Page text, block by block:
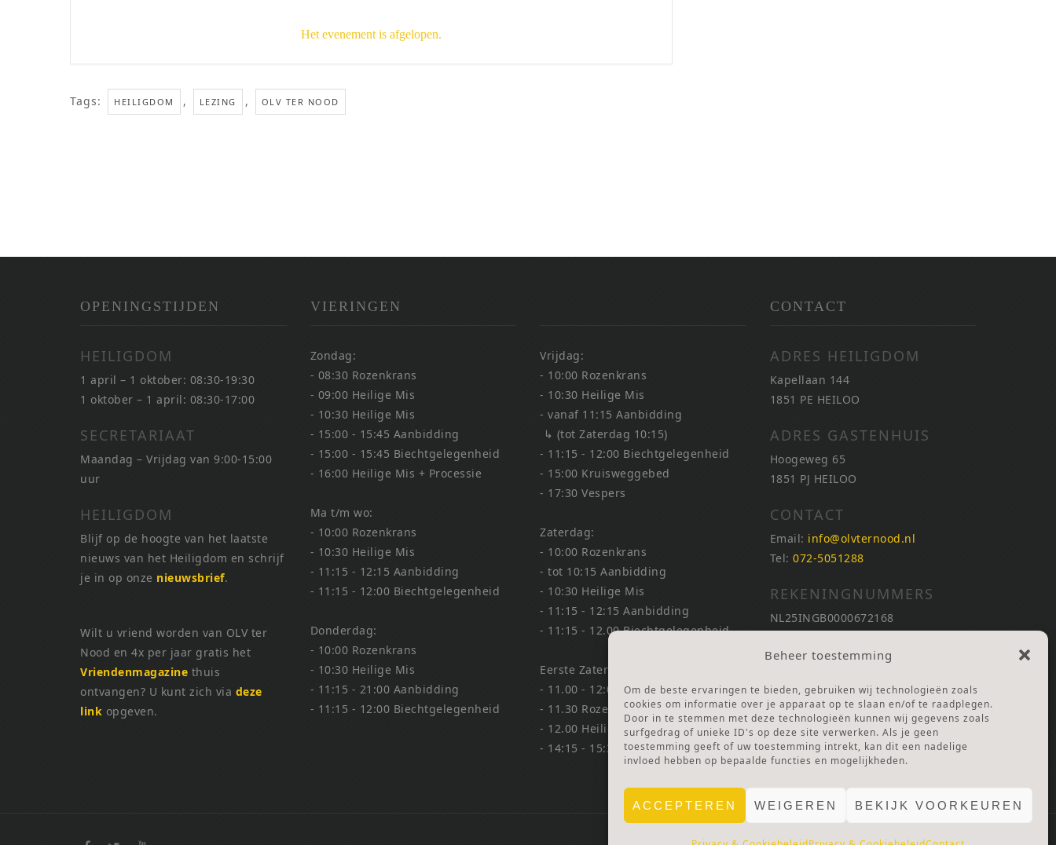
Beheer toestemming
Om de beste ervaringen te bieden, gebruiken wij technologieën zoals
cookies om informatie over je apparaat op te slaan en/of te raadplegen.
Door in te stemmen met deze technologieën kunnen wij gegevens zoals
surfgedrag of unieke ID's op deze site verwerken. Als je geen
toestemming geeft of uw toestemming intrekt, kan dit een nadelige
invloed hebben op bepaalde functies en mogelijkheden.
ACCEPTEREN WEIGEREN BEKIJK VOORKEUREN
Het evenement is afgelopen.
Tags: HEILIGDOM , LEZING , OLV TER NOOD
OPENINGSTIJDEN
HEILIGDOM
1 april – 1 oktober: 08:30-19:30
1 oktober – 1 april: 08:30-17:00
SECRETARIAAT
Maandag – Vrijdag van 9:00-15:00
uur
HEILIGDOM
Blijf op de hoogte van het laatste
nieuws van het Heiligdom en schrijf
je in op onze nieuwsbrief.
Wilt u vriend worden van OLV ter
Nood en 4x per jaar gratis het
Vriendenmagazine thuis
ontvangen? U kunt zich via deze
link opgeven.
VIERINGEN
Zondag:
- 08:30 Rozenkrans
- 09:00 Heilige Mis
- 10:30 Heilige Mis
- 15:00 - 15:45 Aanbidding
- 15:00 - 15:45 Biechtgelegenheid
- 16:00 Heilige Mis + Processie
Ma t/m wo:
- 10:00 Rozenkrans
- 10:30 Heilige Mis
- 11:15 - 12:15 Aanbidding
- 11:15 - 12:00 Biechtgelegenheid
Donderdag:
- 10:00 Rozenkrans
- 10:30 Heilige Mis
- 11:15 - 21:00 Aanbidding
- 11:15 - 12:00 Biechtgelegenheid
Vrijdag:
- 10:00 Rozenkrans
- 10:30 Heilige Mis
- vanaf 11:15 Aanbidding
↳ (tot Zaterdag 10:15)
- 11:15 - 12:00 Biechtgelegenheid
- 15:00 Kruisweggebed
- 17:30 Vespers
Zaterdag:
- 10:00 Rozenkrans
- tot 10:15 Aanbidding
- 10:30 Heilige Mis
- 11:15 - 12:15 Aanbidding
- 11:15 - 12.00 Biechtgelegenheid
Eerste Zaterdag Bedevaart:
- 11.00 - 12:00 Biechtgelegenheid
- 11.30 Rozenkrans
- 12.00 Heilige Mis
- 14:15 - 15:30 Aanbidding & Lof
CONTACT
ADRES HEILIGDOM
Kapellaan 144
1851 PE HEILOO
ADRES GASTENHUIS
Hoogeweg 65
1851 PJ HEILOO
CONTACT
Email: info@olvternood.nl
Tel: 072-5051288
REKENINGNUMMERS
NL25INGB0000672168
Ga naar Doneren
ANBI Stichting
RSIN nummer:002832987